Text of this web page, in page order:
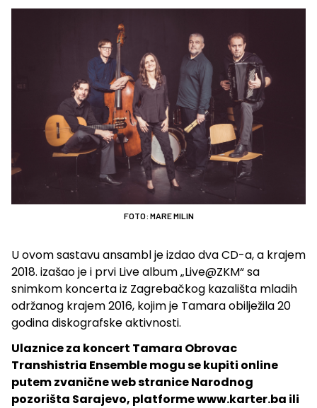
FOTO: MARE MILIN
U ovom sastavu ansambl je izdao dva CD-a, a krajem
2018. izašao je i prvi Live album „Live@ZKM“ sa
snimkom koncerta iz Zagrebačkog kazališta mladih
održanog krajem 2016, kojim je Tamara obilježila 20
godina diskografske aktivnosti.
Ulaznice za koncert Tamara Obrovac
Transhistria Ensemblemogu se kupiti online
putem zvanične web stranice Narodnog
pozorišta Sarajevo, platforme www.karter.ba ili